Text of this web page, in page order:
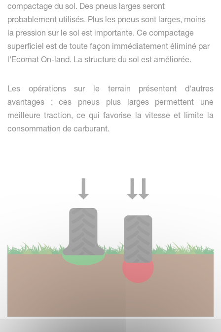
compactage du sol. Des pneus larges seront
probablement utilisés. Plus les pneus sont larges, moins
la pression sur le sol est importante. Ce compactage
superficiel est de toute façon immédiatement éliminé par
l'Ecomat On-land. La structure du sol est améliorée.
Les opérations sur le terrain présentent d'autres
avantages : ces pneus plus larges permettent une
meilleure traction, ce qui favorise la vitesse et limite la
consommation de carburant.